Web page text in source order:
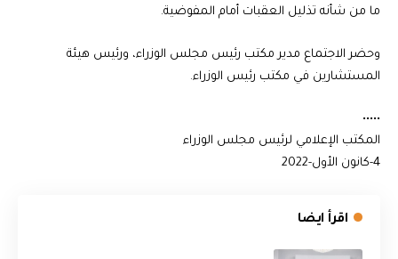
ما من شأنه تذليل العقبات أمام المفوضية.
وحضر الاجتماع مدير مكتب رئيس مجلس الوزراء، ورئيس هيئة
المستشارين في مكتب رئيس الوزراء.
•••••
المكتب الإعلامي لرئيس مجلس الوزراء
4-كانون الأول-2022
اقرأ ايضا